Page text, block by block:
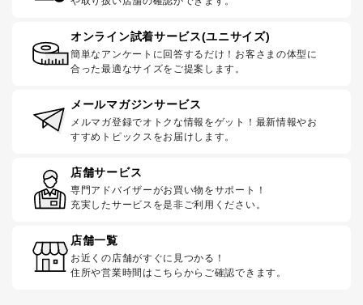
オンライン試着サービス(ユニサイズ)
簡単なアンケートに回答するだけ！お客さまの体型に
合った最適なサイズをご提案します。
メールマガジンサービス
メルマガ登録でオトクな情報をゲット！最新情報やお
すすめトピックスをお届けします。
店舗サービス
専門アドバイザーがお買い物をサポート！
充実したサービスを是非ご利用ください。
店舗一覧
お近くの店舗がすぐに見つかる！
住所や営業時間はこちらからご確認できます。